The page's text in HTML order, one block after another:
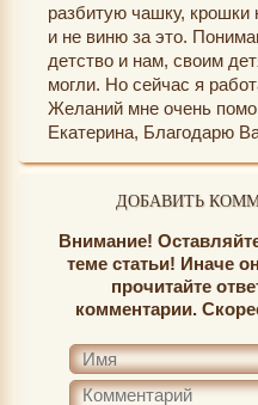
разбитую чашку,
и не виню за это.
детство и нам, своим
могли. Но сейчас я
Желаний мне очень
Екатерина, Благодарю
ДОБАВИТЬ
Внимание!
теме статьи! Иначе
прочитайте
комментарии.